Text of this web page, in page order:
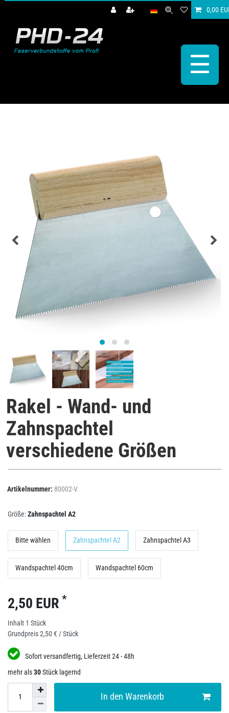
0,00
☰
Rakel - Wand- und
Zahnspachtel
verschiedene Größen
Artikelnummer: 80002-V
Größe:Zahnspachtel A2
Bitte wählen Zahnspachtel A2 Zahnspachtel A3
Wandspachtel 40cm Wandspachtel 60cm
2,50 EUR *
Inhalt 1 Stück
Grundpreis2,50 € / Stück
Sofort versandfertig, Lieferzeit 24 - 48h
mehr als30Stück lagernd
In den Warenkorb